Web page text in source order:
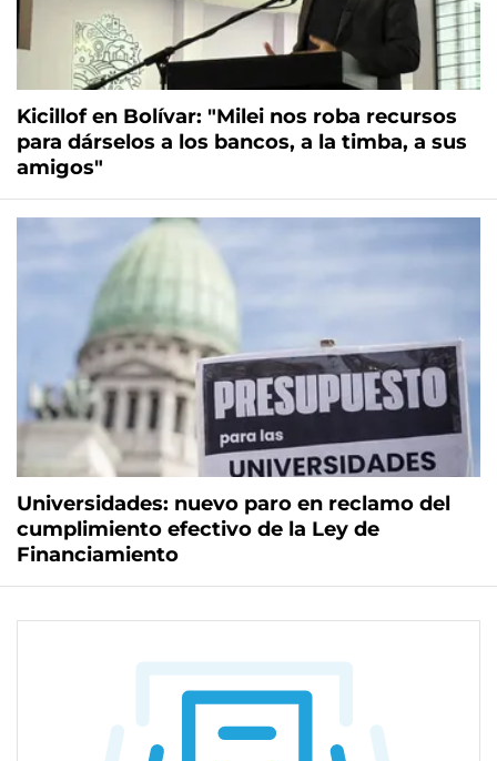
Kicillof en Bolívar: "Milei nos roba recursos
para dárselos a los bancos, a la timba, a sus
amigos"
Universidades: nuevo paro en reclamo del
cumplimiento efectivo de la Ley de
Financiamiento